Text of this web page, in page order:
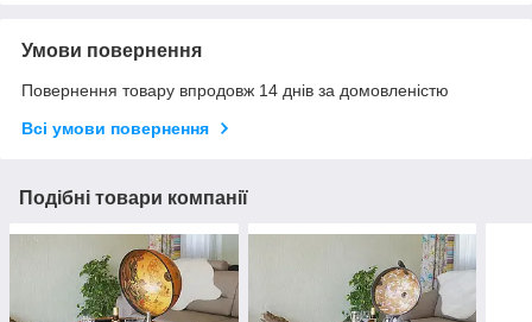
Умови повернення
Повернення товару впродовж 14 днів за домовленістю
Всі умови повернення
Подібні товари компанії